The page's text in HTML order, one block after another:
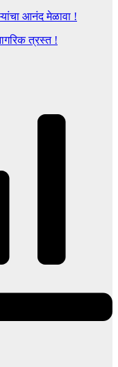
आनंद मेळावा !
त्रस्त !